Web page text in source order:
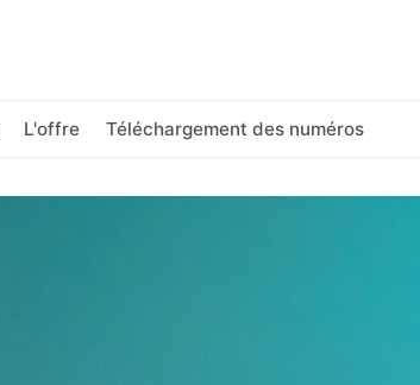
L'offre Téléchargement des numéros